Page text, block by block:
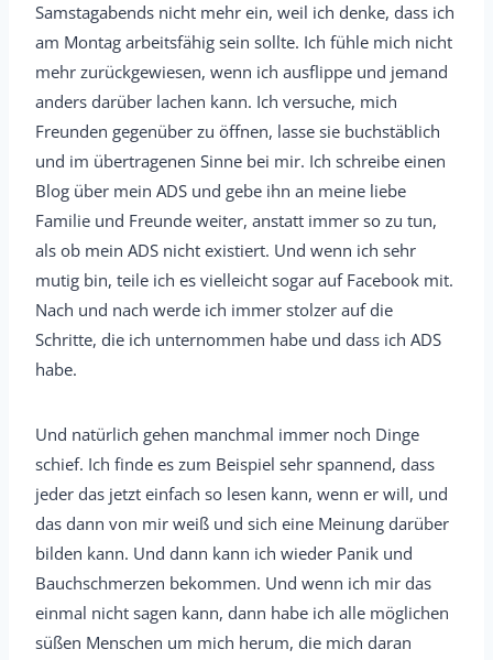
Samstagabends nicht mehr ein, weil ich denke, dass ich
am Montag arbeitsfähig sein sollte. Ich fühle mich nicht
mehr zurückgewiesen, wenn ich ausflippe und jemand
anders darüber lachen kann. Ich versuche, mich
Freunden gegenüber zu öffnen, lasse sie buchstäblich
und im übertragenen Sinne bei mir. Ich schreibe einen
Blog über mein ADS und gebe ihn an meine liebe
Familie und Freunde weiter, anstatt immer so zu tun,
als ob mein ADS nicht existiert. Und wenn ich sehr
mutig bin, teile ich es vielleicht sogar auf Facebook mit.
Nach und nach werde ich immer stolzer auf die
Schritte, die ich unternommen habe und dass ich ADS
habe.
Und natürlich gehen manchmal immer noch Dinge
schief. Ich finde es zum Beispiel sehr spannend, dass
jeder das jetzt einfach so lesen kann, wenn er will, und
das dann von mir weiß und sich eine Meinung darüber
bilden kann. Und dann kann ich wieder Panik und
Bauchschmerzen bekommen. Und wenn ich mir das
einmal nicht sagen kann, dann habe ich alle möglichen
süßen Menschen um mich herum, die mich daran